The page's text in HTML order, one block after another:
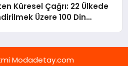
Küresel Çağrı: 22 Ülkede
Üzere 100 Din
Modadetay.com